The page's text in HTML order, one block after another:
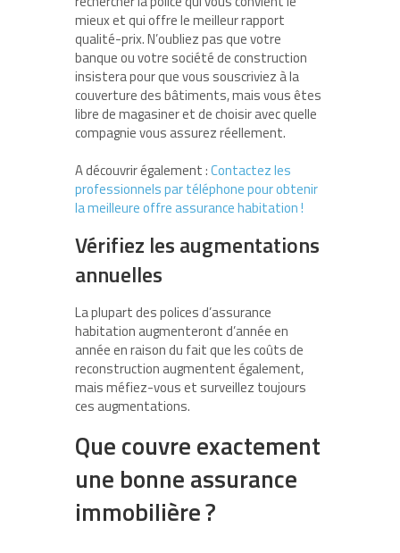
mieux et qui offre le meilleur rapport
qualité-prix. N’oubliez pas que votre
banque ou votre société de construction
insistera pour que vous souscriviez à la
couverture des bâtiments, mais vous êtes
libre de magasiner et de choisir avec quelle
compagnie vous assurez réellement.
A découvrir également :Contactez les
professionnels par téléphone pour obtenir
la meilleure offre assurance habitation !
Vérifiez les augmentations
annuelles
La plupart des polices d’assurance
habitation augmenteront d’année en
année en raison du fait que les coûts de
reconstruction augmentent également,
mais méfiez-vous et surveillez toujours
ces augmentations.
Que couvre exactement
une bonne assurance
immobilière ?